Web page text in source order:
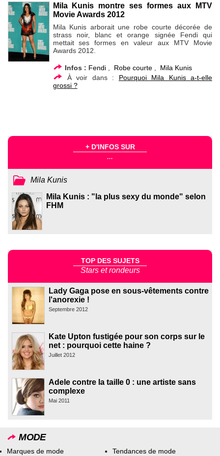
Mila Kunis montre ses formes aux MTV
Movie Awards 2012
Mila Kunis arborait une robe courte décorée de
strass noir, blanc et orange signée Fendi qui
mettait ses formes en valeur aux MTV Movie
Awards 2012.
Infos : Fendi, Robe courte, Mila Kunis
À voir dans : Pourquoi Mila Kunis a-t-elle
grossi ?
+ D'INFOS SUR
...
Mila Kunis
Mila Kunis : "la plus sexy du monde" selon
FHM
TOP DES SUJETS
Stars et rondeurs
Lady Gaga pose en sous-vêtements contre
l'anorexie !
Septembre 2012
Kate Upton fustigée pour son corps sur le
net : pourquoi cette haine ?
Juillet 2012
Adele contre la taille 0 : une artiste sans
complexe
Mai 2011
MODE
Marques de mode Tendances de mode